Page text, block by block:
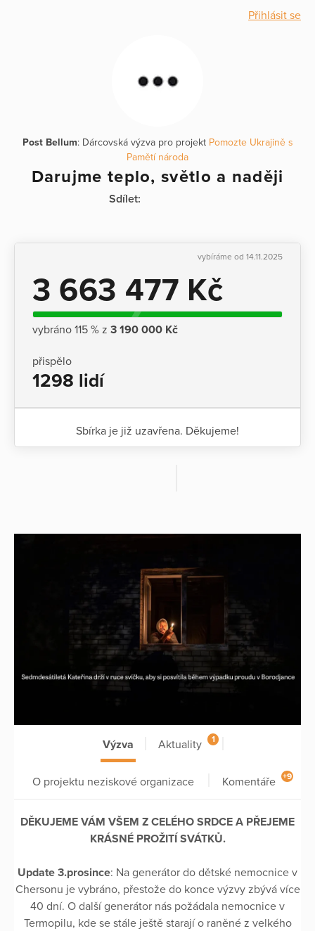
Přihlásit se
Post Bellum: Dárcovská výzva pro projekt Pomozte Ukrajině s
Pamětí národa
Darujme teplo, světlo a naději
Sdílet:
vybíráme od 14.11.2025
3 663 477 Kč
vybráno 115 % z 3 190 000 Kč
přispělo
1298 lidí
Sbírka je již uzavřena. Děkujeme!
Výzva Aktuality 1
O projektu neziskové organizace Komentáře +9
DĚKUJEME VÁM VŠEM Z CELÉHO SRDCE A PŘEJEME
KRÁSNÉ PROŽITÍ SVÁTKŮ.
Update 3.prosince: Na generátor do dětské nemocnice v
Chersonu je vybráno, přestože do konce výzvy zbývá více
40 dní. O další generátor nás požádala nemocnice v
Termopilu, kde se stále ještě starají o raněné z velkého